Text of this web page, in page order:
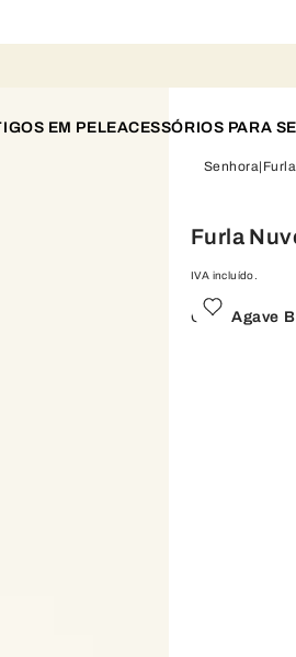
EM PELEACESSÓRIOS PARA
Senhora
Furla
IVA incluído.
Cor: Agave B